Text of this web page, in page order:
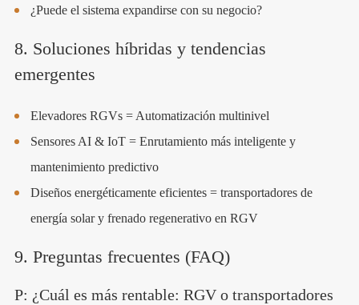
¿Puede el sistema expandirse con su negocio?
8. Soluciones híbridas y tendencias
emergentes
Elevadores RGVs = Automatización multinivel
Sensores AI & IoT = Enrutamiento más inteligente y
mantenimiento predictivo
Diseños energéticamente eficientes = transportadores de
energía solar y frenado regenerativo en RGV
9. Preguntas frecuentes (FAQ)
P: ¿Cuál es más rentable: RGV o transportadores